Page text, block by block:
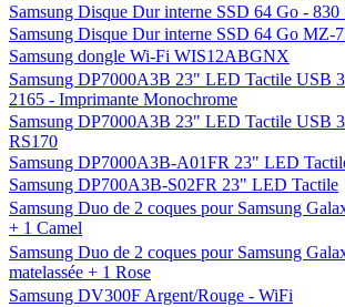
Samsung Disque Dur interne SSD 64 Go - 830
Samsung Disque Dur interne SSD 64 Go MZ-
Samsung dongle Wi-Fi WIS12ABGNX
Samsung DP7000A3B 23" LED Tactile USB
2165 - Imprimante Monochrome
Samsung DP7000A3B 23" LED Tactile USB
RS170
Samsung DP7000A3B-A01FR 23" LED
Samsung DP700A3B-S02FR 23" LED Tactile
Samsung Duo de 2 coques pour Samsung
+ 1 Camel
Samsung Duo de 2 coques pour Samsung
matelassée + 1 Rose
Samsung DV300F Argent/Rouge - WiFi